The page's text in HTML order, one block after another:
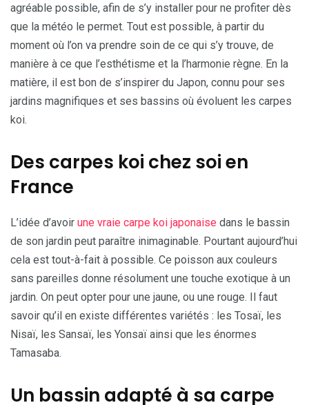
agréable possible, afin de s’y installer pour ne profiter dès
que la météo le permet. Tout est possible, à partir du
moment où l’on va prendre soin de ce qui s’y trouve, de
manière à ce que l’esthétisme et la l’harmonie règne. En la
matière, il est bon de s’inspirer du Japon, connu pour ses
jardins magnifiques et ses bassins où évoluent les carpes
koi.
Des carpes koi chez soi en
France
L’idée d’avoir une vraie carpe koi japonaise dans le bassin
de son jardin peut paraître inimaginable. Pourtant aujourd’hui
cela est tout-à-fait à possible. Ce poisson aux couleurs
sans pareilles donne résolument une touche exotique à un
jardin. On peut opter pour une jaune, ou une rouge. Il faut
savoir qu’il en existe différentes variétés : les Tosaï, les
Nisaï, les Sansaï, les Yonsaï ainsi que les énormes
Tamasaba.
Un bassin adapté à sa carpe